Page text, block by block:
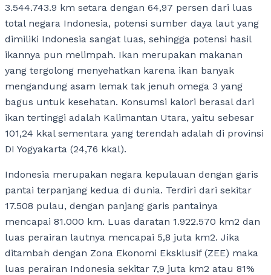
3.544.743.9 km setara dengan 64,97 persen dari luas
total negara Indonesia, potensi sumber daya laut yang
dimiliki Indonesia sangat luas, sehingga potensi hasil
ikannya pun melimpah. Ikan merupakan makanan
yang tergolong menyehatkan karena ikan banyak
mengandung asam lemak tak jenuh omega 3 yang
bagus untuk kesehatan. Konsumsi kalori berasal dari
ikan tertinggi adalah Kalimantan Utara, yaitu sebesar
101,24 kkal sementara yang terendah adalah di provinsi
DI Yogyakarta (24,76 kkal).
Indonesia merupakan negara kepulauan dengan garis
pantai terpanjang kedua di dunia. Terdiri dari sekitar
17.508 pulau, dengan panjang garis pantainya
mencapai 81.000 km. Luas daratan 1.922.570 km2 dan
luas perairan lautnya mencapai 5,8 juta km2. Jika
ditambah dengan Zona Ekonomi Eksklusif (ZEE) maka
luas perairan Indonesia sekitar 7,9 juta km2 atau 81%